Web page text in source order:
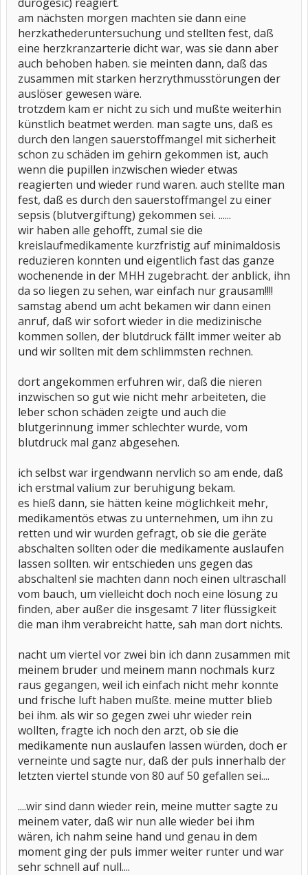
am nächsten morgen machten sie dann eine
herzkathederuntersuchung und stellten fest, daß
eine herzkranzarterie dicht war, was sie dann aber
auch behoben haben. sie meinten dann, daß das
zusammen mit starken herzrythmusstörungen der
auslöser gewesen wäre.
trotzdem kam er nicht zu sich und mußte weiterhin
künstlich beatmet werden. man sagte uns, daß es
durch den langen sauerstoffmangel mit sicherheit
schon zu schäden im gehirn gekommen ist, auch
wenn die pupillen inzwischen wieder etwas
reagierten und wieder rund waren. auch stellte man
fest, daß es durch den sauerstoffmangel zu einer
sepsis (blutvergiftung) gekommen sei. ......
wir haben alle gehofft, zumal sie die
kreislaufmedikamente kurzfristig auf minimaldosis
reduzieren konnten und eigentlich fast das ganze
wochenende in der MHH zugebracht. der anblick, ihn
da so liegen zu sehen, war einfach nur grausam!!!!
samstag abend um acht bekamen wir dann einen
anruf, daß wir sofort wieder in die medizinische
kommen sollen, der blutdruck fällt immer weiter ab
und wir sollten mit dem schlimmsten rechnen.
dort angekommen erfuhren wir, daß die nieren
inzwischen so gut wie nicht mehr arbeiteten, die
leber schon schäden zeigte und auch die
blutgerinnung immer schlechter wurde, vom
blutdruck mal ganz abgesehen.
ich selbst war irgendwann nervlich so am ende, daß
ich erstmal valium zur beruhigung bekam.
es hieß dann, sie hätten keine möglichkeit mehr,
medikamentös etwas zu unternehmen, um ihn zu
retten und wir wurden gefragt, ob sie die geräte
abschalten sollten oder die medikamente auslaufen
lassen sollten. wir entschieden uns gegen das
abschalten! sie machten dann noch einen ultraschall
vom bauch, um vielleicht doch noch eine lösung zu
finden, aber außer die insgesamt 7 liter flüssigkeit
die man ihm verabreicht hatte, sah man dort nichts.
nacht um viertel vor zwei bin ich dann zusammen mit
meinem bruder und meinem mann nochmals kurz
raus gegangen, weil ich einfach nicht mehr konnte
und frische luft haben mußte. meine mutter blieb
bei ihm. als wir so gegen zwei uhr wieder rein
wollten, fragte ich noch den arzt, ob sie die
medikamente nun auslaufen lassen würden, doch er
verneinte und sagte nur, daß der puls innerhalb der
letzten viertel stunde von 80 auf 50 gefallen sei....
....wir sind dann wieder rein, meine mutter sagte zu
meinem vater, daß wir nun alle wieder bei ihm
wären, ich nahm seine hand und genau in dem
moment ging der puls immer weiter runter und war
sehr schnell auf null....